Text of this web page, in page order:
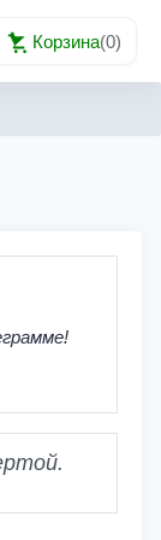
Корзина(0)